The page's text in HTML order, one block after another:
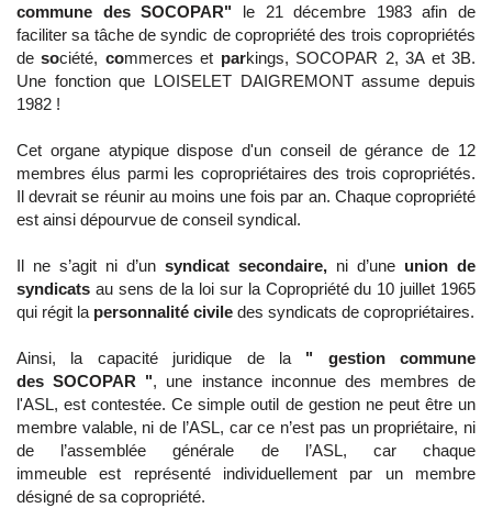
commune des SOCOPAR" le 21 décembre 1983 afin de
faciliter sa tâche de syndic de copropriété des trois copropriétés
de société, commerces et parkings, SOCOPAR 2, 3A et 3B.
Une fonction que LOISELET DAIGREMONT assume depuis
1982 !
Cet organe atypique dispose d'un conseil de gérance de 12
membres élus parmi les copropriétaires des trois copropriétés.
Il devrait se réunir au moins une fois par an. Chaque copropriété
est ainsi dépourvue de conseil syndical.
Il ne s’agit ni d’un syndicat secondaire, ni d’une union de
syndicats au sens de la loi sur la Copropriété du 10 juillet 1965
qui régit la personnalité civile des syndicats de copropriétaires.
Ainsi, la capacité juridique de la " gestion commune
des SOCOPAR ", une instance inconnue des membres de
l'ASL, est contestée.Ce simple outil de gestion ne peut être un
membre valable, ni de l’ASL, car ce n’est pas un propriétaire, ni
de l’assemblée générale de l’ASL, car chaque
immeuble est représenté individuellement par un membre
désigné de sa copropriété.